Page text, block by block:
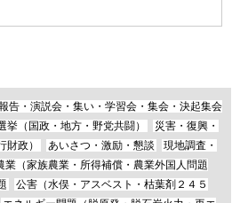
告・演説会・集い・学習会・集会・決起集会
挙（国政・地方・野党共闘）
災害・復興・
財政） あいさつ・激励・懇談
現地調査・
業（家族農業・所得補償・農業外国人問題
公害（水俣・アスベスト・枯葉剤２４５